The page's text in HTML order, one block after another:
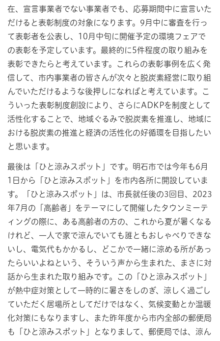
在、宣言事業者でない事業者でも、応募期間中に宣言いた
だけると表彰制度の対象になります。9月中に審査を行っ
て表彰者を公表し、10月中旬に開催予定の環境フェアで
の表彰を予定しています。最終的に5件程度の取り組みを
表彰できたらと考えています。これらの表彰事例を広く発
信して、市内事業者の皆さんが次々と脱炭素経営に取り組
んでいただけるような後押しになればと考えています。こ
ういった表彰制度創設により、さらにADKPを制度として
活性化することで、地域ぐるみで脱炭素を推進し、地域に
おける脱炭素の推進と経済の活性化の好循環を目指したい
と思います。
最後は「ひと涼みスポット」です。明石市では今年も6月
1日から「ひと涼みスポット」を市内各所に開設していま
す。「ひと涼みスポット」は、市長就任後の3回目、2023
年7月の「高齢者」をテーマにして開催したタウンミーテ
ィングの際に、ある高齢者の方の、これから夏が暑くなる
けれど、一人で家で涼んでいても誰ともおしゃべりできな
いし、電気代もかかるし、どこかで一緒に涼める所があっ
たらいいよねという、そういう声から生まれた、まさに対
話から生まれた取り組みです。この「ひと涼みスポット」
が熱中症対策として一時的に暑さをしのぎ、涼しく過ごし
ていただく居場所としてだけではなく、気候変動とか温暖
化対策にもなりますし、また昨年度から市内全部の郵便局
も「ひと涼みスポット」となりまして、郵便局では、涼ん